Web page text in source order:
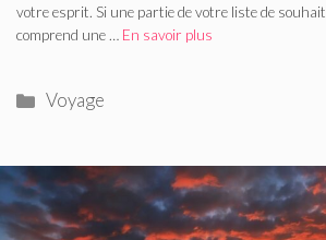
votre esprit. Si une partie de votre liste de
comprend une … En savoir plus
Catégories
Voyage